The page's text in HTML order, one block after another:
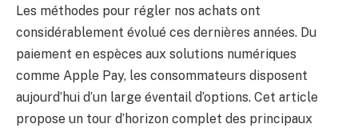
Les méthodes pour régler nos achats ont
considérablement évolué ces dernières années. Du
paiement en espèces aux solutions numériques
comme Apple Pay, les consommateurs disposent
aujourd’hui d’un large éventail d’options. Cet article
propose un tour d’horizon complet des principaux